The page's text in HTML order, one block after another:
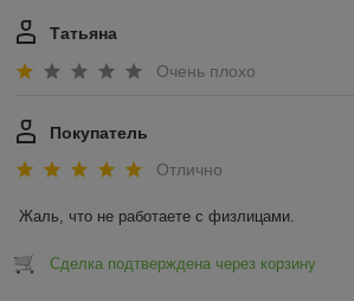
Татьяна
Очень плохо
Покупатель
Отлично
Жаль, что не работаете с физлицами.
Сделка подтверждена через корзину